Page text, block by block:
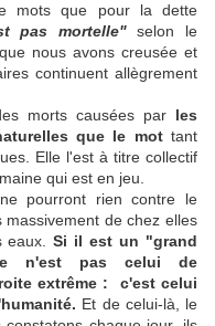
mots que pour la dette
pas mortelle"selon le
que nous avons creusée et
continuent allègrement
morts causées par les
que le mot tant
Elle l'est à titre collectif
qui est en jeu.
pourront rien contre le
de chez elles
eaux.Si il est un "grand
n'est pas celui de
extrême : c'est celui
Et de celui-là, le